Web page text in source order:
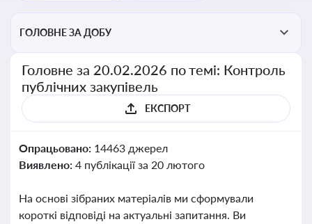
ГОЛОВНЕ ЗА ДОБУ
Головне за 20.02.2026 по темі: Контроль
публічних закупівель
ЕКСПОРТ
Опрацьовано: 14463 джерел
Виявлено: 4 публікації за 20 лютого
На основі зібраних матеріалів ми сформували
короткі відповіді на актуальні запитання. Ви